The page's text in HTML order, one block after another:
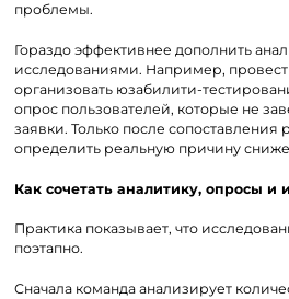
проблемы.
Гораздо эффективнее дополнить
исследованиями. Например,
организовать юзабилити-
опрос пользователей, которые не
заявки. Только после сопоставления
определить реальную причину
Как сочетать аналитику, опросы и
Практика показывает, что
поэтапно.
Сначала команда анализирует